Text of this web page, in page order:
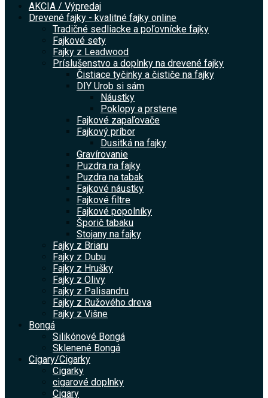
AKCIA / Výpredaj
Drevené fajky - kvalitné fajky online
Tradičné sedliacke a poľovnícke fajky
Fajkové sety
Fajky z Leadwood
Príslušenstvo a doplnky na drevené fajky
Čistiace tyčinky a čističe na fajky
DIY Urob si sám
Náustky
Poklopy a prstene
Fajkové zapaľovače
Fajkový príbor
Dusitká na fajky
Gravírovanie
Puzdra na fajky
Puzdra na tabak
Fajkové náustky
Fajkové filtre
Fajkové popolníky
Šporič tabaku
Stojany na fajky
Fajky z Briaru
Fajky z Dubu
Fajky z Hrušky
Fajky z Olivy
Fajky z Palisandru
Fajky z Ružového dreva
Fajky z Višne
Bongá
Silikónové Bongá
Sklenené Bongá
Cigary/Cigarky
Cigarky
cigarové doplnky
Cigary